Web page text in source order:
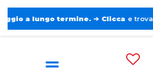
lungo termine. ➔ Clicca e trova